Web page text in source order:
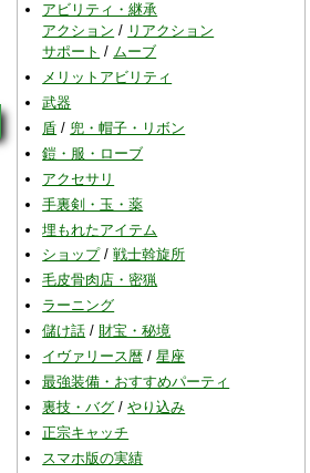
アビリティ・継承
アクション / リアクション
サポート /ムーブ
メリットアビリティ
武器
盾 / 兜・帽子・リボン
鎧・服・ローブ
アクセサリ
手裏剣・玉・薬
埋もれたアイテム
ショップ/戦士斡旋所
毛皮骨肉店・密猟
ラーニング
儲け話 / 財宝・秘境
イヴァリース暦 /星座
最強装備・おすすめパーティ
裏技・バグ /やり込み
正宗キャッチ
スマホ版の実績